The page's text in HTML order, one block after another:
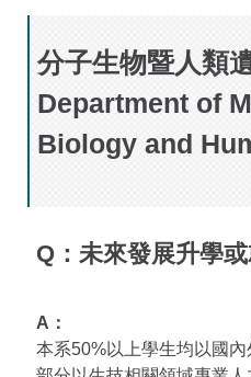
分子生物暨人類
Department of
Biology and
Q：未來發展升學或
A：
本系50%以上學生均以國